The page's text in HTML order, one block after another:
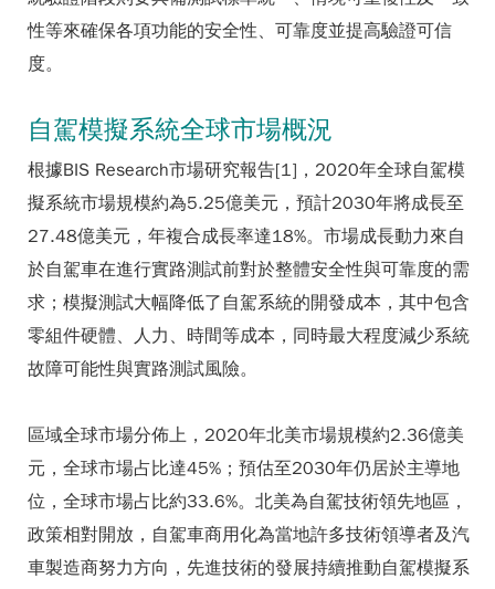
性等來確保各項功能的安全性、可靠度並提高驗證可信
度。
自駕模擬系統全球市場概況
根據BIS Research市場研究報告[1]，2020年全球自駕模
擬系統市場規模約為5.25億美元，預計2030年將成長至
27.48億美元，年複合成長率達18%。市場成長動力來自
於自駕車在進行實路測試前對於整體安全性與可靠度的需
求；模擬測試大幅降低了自駕系統的開發成本，其中包含
零組件硬體、人力、時間等成本，同時最大程度減少系統
故障可能性與實路測試風險。
區域全球市場分佈上，2020年北美市場規模約2.36億美
元，全球市場占比達45%；預估至2030年仍居於主導地
位，全球市場占比約33.6%。北美為自駕技術領先地區，
政策相對開放，自駕車商用化為當地許多技術領導者及汽
車製造商努力方向，先進技術的發展持續推動自駕模擬系